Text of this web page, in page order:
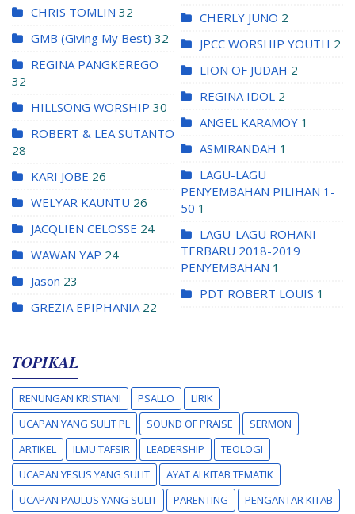
CHRIS TOMLIN 32
GMB (Giving My Best) 32
REGINA PANGKEREGO
32
HILLSONG WORSHIP 30
ROBERT & LEA SUTANTO
28
KARI JOBE 26
WELYAR KAUNTU 26
JACQLIEN CELOSSE 24
WAWAN YAP 24
Jason 23
GREZIA EPIPHANIA 22
CHERLY JUNO 2
JPCC WORSHIP YOUTH 2
LION OF JUDAH 2
REGINA IDOL 2
ANGEL KARAMOY 1
ASMIRANDAH 1
LAGU-LAGU
PENYEMBAHAN PILIHAN 1-
50 1
LAGU-LAGU ROHANI
TERBARU 2018-2019
PENYEMBAHAN 1
PDT ROBERT LOUIS 1
TOPIKAL
RENUNGAN KRISTIANI PSALLO
LIRIK
UCAPAN YANG SULIT PL
SOUND OF PRAISE
SERMON
ARTIKEL
ILMU TAFSIR LEADERSHIP
TEOLOGI
UCAPAN YESUS YANG SULIT
AYAT ALKITAB TEMATIK
UCAPAN PAULUS YANG SULIT
PARENTING
PENGANTAR KITAB